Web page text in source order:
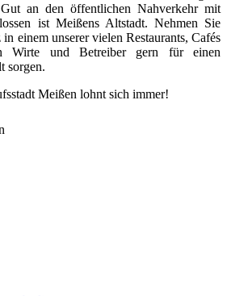
Gut an den öffentlichen Nahverkehr mit
ist Meißens Altstadt. Nehmen Sie
einem unserer vielen Restaurants, Cafés
Wirte und Betreiber gern für einen
sorgen.
Meißen lohnt sich immer!